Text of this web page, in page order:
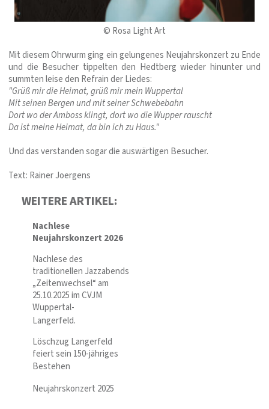
© Rosa Light Art
Mit diesem Ohrwurm ging ein gelungenes Neujahrskonzert zu Ende
und die Besucher tippelten den Hedtberg wieder hinunter und
summten leise den Refrain der Liedes:
"Grüß mir die Heimat, grüß mir mein Wuppertal
Mit seinen Bergen und mit seiner Schwebebahn
Dort wo der Amboss klingt, dort wo die Wupper rauscht
Da ist meine Heimat, da bin ich zu Haus."
Und das verstanden sogar die auswärtigen Besucher.
Text: Rainer Joergens
WEITERE ARTIKEL:
Nachlese
Neujahrskonzert 2026
Nachlese des
traditionellen Jazzabends
„Zeitenwechsel“ am
25.10.2025 im CVJM
Wuppertal-
Langerfeld.
Löschzug Langerfeld
feiert sein 150-jähriges
Bestehen
Neujahrskonzert 2025